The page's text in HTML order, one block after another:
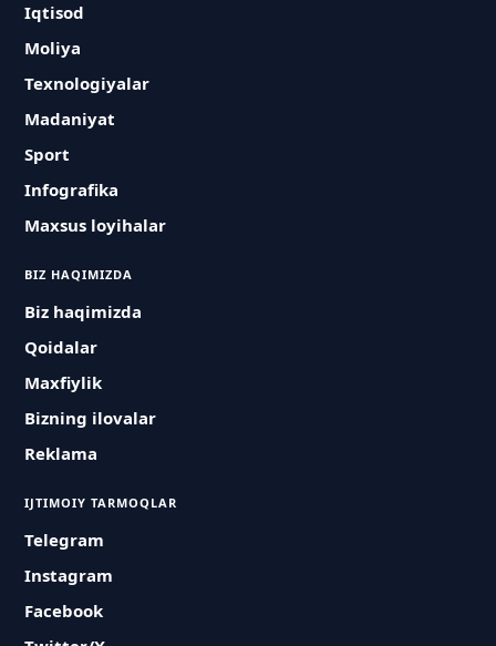
Iqtisod
Moliya
Texnologiyalar
Madaniyat
Sport
Infografika
Maxsus loyihalar
BIZ HAQIMIZDA
Biz haqimizda
Qoidalar
Maxfiylik
Bizning ilovalar
Reklama
IJTIMOIY TARMOQLAR
Telegram
Instagram
Facebook